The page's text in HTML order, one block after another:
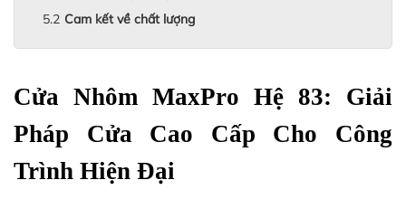
Cam kết về chất lượng
Cửa Nhôm MaxPro Hệ 83: Giải
Pháp Cửa Cao Cấp Cho Công
Trình Hiện Đại